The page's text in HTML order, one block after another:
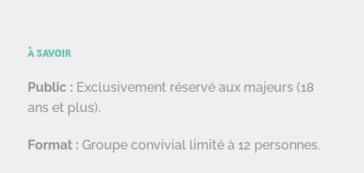
À SAVOIR
Public : Exclusivement réservé aux majeurs (18
ans et plus).
Format : Groupe convivial limité à 12 personnes.